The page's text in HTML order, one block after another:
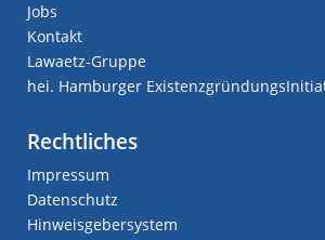
Jobs
Kontakt
Lawaetz-Gruppe
hei. Hamburger
Rechtliches
Impressum
Datenschutz
Hinweisgebersystem